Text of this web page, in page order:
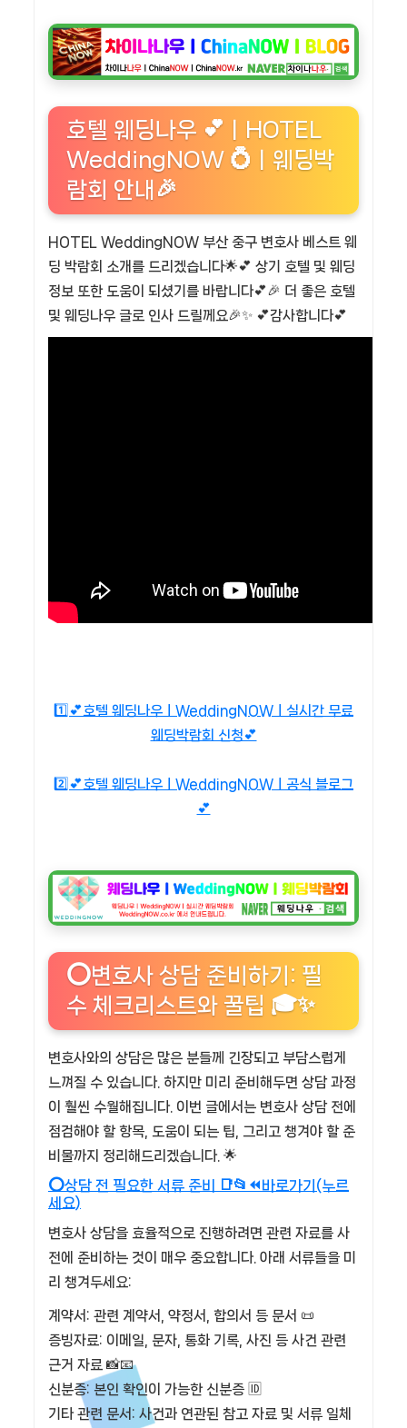
호텔 웨딩나우 💕ㅣHOTEL
WeddingNOW 💍ㅣ웨딩박
람회 안내🎉
HOTEL WeddingNOW 부산 중구 변호사 베스트 웨
딩 박람회 소개를 드리겠습니다🌟💕 상기 호텔 및 웨딩
정보 또한 도움이 되셨기를 바랍니다💕🎉 더 좋은 호텔
및 웨딩나우 글로 인사 드릴께요🎉✨ 💕감사합니다💕
1️⃣💕호텔 웨딩나우ㅣWeddingNOWㅣ실시간 무료
웨딩박람회 신청💕
2️⃣💕호텔 웨딩나우ㅣWeddingNOWㅣ공식 블로그
💕
⭕변호사 상담 준비하기: 필
수 체크리스트와 꿀팁 🎓✨
변호사와의 상담은 많은 분들께 긴장되고 부담스럽게
느껴질 수 있습니다. 하지만 미리 준비해두면 상담 과정
이 훨씬 수월해집니다. 이번 글에서는 변호사 상담 전에
점검해야 할 항목, 도움이 되는 팁, 그리고 챙겨야 할 준
비물까지 정리해드리겠습니다. 🌟
⭕상담 전 필요한 서류 준비 📑📂⏪바로가기(누르
세요)
변호사 상담을 효율적으로 진행하려면 관련 자료를 사
전에 준비하는 것이 매우 중요합니다. 아래 서류들을 미
리 챙겨두세요:
계약서: 관련 계약서, 약정서, 합의서 등 문서 📜
증빙자료: 이메일, 문자, 통화 기록, 사진 등 사건 관련
근거 자료 📸📧
신분증: 본인 확인이 가능한 신분증 🆔
기타 관련 문서: 사건과 연관된 참고 자료 및 서류 일체